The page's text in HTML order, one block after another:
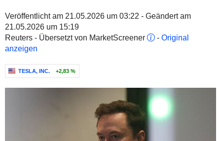
Veröffentlicht am 21.05.2026 um 03:22 - Geändert am
21.05.2026 um 15:19
Reuters - Übersetzt von MarketScreener
- Original
anzeigen
TESLA, INC. +2,83 %